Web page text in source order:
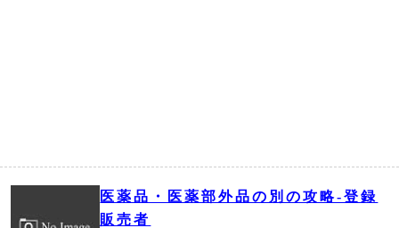
医薬品・医薬部外品の別の攻略‐登録
販売者